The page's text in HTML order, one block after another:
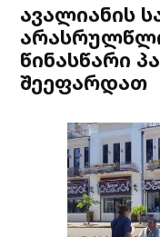
ავალიანის
წინასწარი
შეეფარდათ